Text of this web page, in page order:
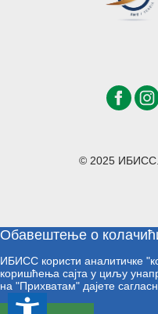
© 2025 ИБИСС.
Обавештење о
ИБИСС користи аналитичке
коришћења сајта у циљу
на "Прихватам" дајете